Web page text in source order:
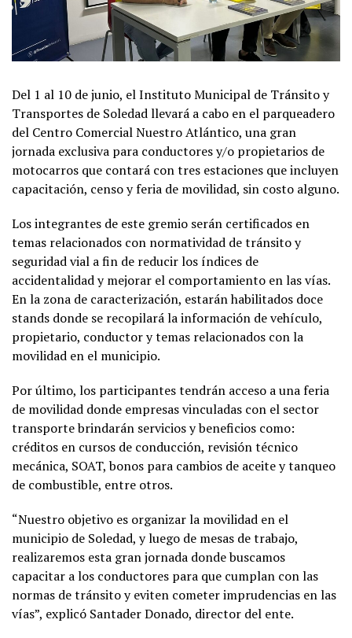
Del 1 al 10 de junio, el Instituto Municipal de Tránsito y
Transportes de Soledad llevará a cabo en el parqueadero
del Centro Comercial Nuestro Atlántico, una gran
jornada exclusiva para conductores y/o propietarios de
motocarros que contará con tres estaciones que incluyen
capacitación, censo y feria de movilidad, sin costo alguno.
Los integrantes de este gremio serán certificados en
temas relacionados con normatividad de tránsito y
seguridad vial a fin de reducir los índices de
accidentalidad y mejorar el comportamiento en las vías.
En la zona de caracterización, estarán habilitados doce
stands donde se recopilará la información de vehículo,
propietario, conductor y temas relacionados con la
movilidad en el municipio.
Por último, los participantes tendrán acceso a una feria
de movilidad donde empresas vinculadas con el sector
transporte brindarán servicios y beneficios como:
créditos en cursos de conducción, revisión técnico
mecánica, SOAT, bonos para cambios de aceite y tanqueo
de combustible, entre otros.
“Nuestro objetivo es organizar la movilidad en el
municipio de Soledad, y luego de mesas de trabajo,
realizaremos esta gran jornada donde buscamos
capacitar a los conductores para que cumplan con las
normas de tránsito y eviten cometer imprudencias en las
vías”, explicó Santader Donado, director del ente.